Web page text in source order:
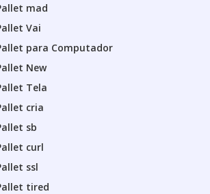
mad
Vai
para Computador
New
Tela
cria
sb
curl
ssl
tired